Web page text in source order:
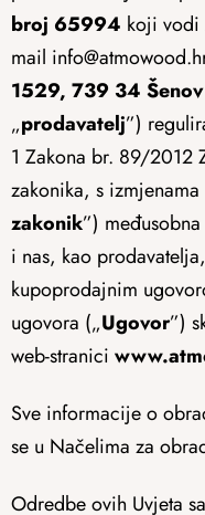
broj 65994 koji vodi
mail
1529, 739 34
„prodavatelj”)
1 Zakona br. 89/2012
zakonika, s
zakonik”)
i nas, kao
kupoprodajnim
ugovora („Ugovor”)
web-stranici
Sve informacije o
se u Načelima za
Odredbe ovih Uvjeta